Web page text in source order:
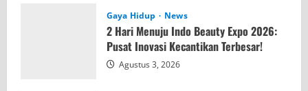
Gaya Hidup News
2 Hari Menuju Indo Beauty Expo 2026:
Pusat Inovasi Kecantikan Terbesar!
Agustus 3, 2026